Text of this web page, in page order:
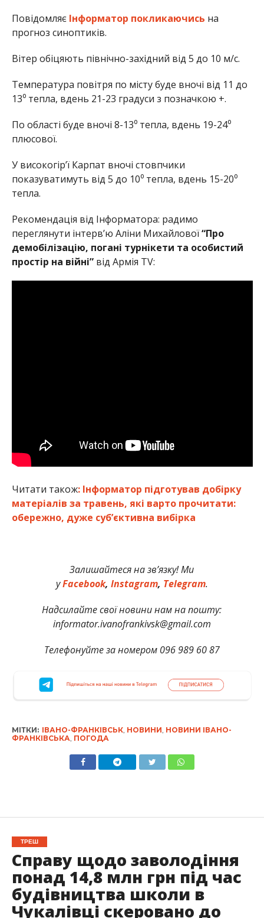
Повідомляє Інформатор покликаючись на
прогноз синоптиків.
Вітер обіцяють північно-західний від 5 до 10 м/с.
Температура повітря по місту буде вночі від 11 до
13⁰ тепла, вдень 21-23 градуси з позначкою +.
По області буде вночі 8-13⁰ тепла, вдень 19-24⁰
плюсової.
У високогір’ї Карпат вночі стовпчики
показуватимуть від 5 до 10⁰ тепла, вдень 15-20⁰
тепла.
Рекомендація від Інформатора: радимо
переглянути інтерв’ю Аліни Михайлової“Про
демобілізацію, погані турнікети та особистий
простір на війні”від Армія TV:
Читати також: Інформатор підготував добірку
матеріалів за травень, які варто прочитати:
обережно, дуже суб’єктивна вибірка
Залишайтеся на зв’язку! Ми
уFacebook, Instagram, Telegram.
Надсилайте свої новини нам на пошту:
informator.ivanofrankivsk@gmail.com
Телефонуйте за номером 096 989 60 87
МІТКИ: ІВАНО-ФРАНКІВСЬК, НОВИНИ НОВИНИ ІВАНО-
ФРАНКІВСЬКА ПОГОДА
ТРЕШ
Справу щодо заволодіння
понад 14,8 млн грн під час
будівництва школи в
Чукалівці скеровано до